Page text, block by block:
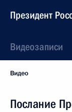
Президент
Видеозаписи
Видео
Послание